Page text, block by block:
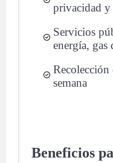
privacidad y
Servicios
energía,
Recolección
semana
Beneficios